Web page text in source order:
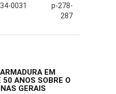
0031
p-278-
287
EM
50 ANOS SOBRE O
GERAIS